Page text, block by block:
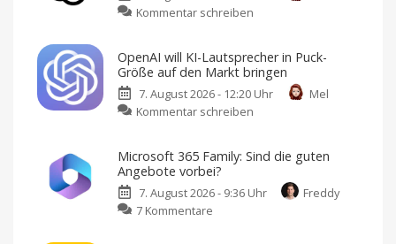
neues
KI-
Feature
und
mehr
Kommentar schreiben
kostenlose
ChatGPT-
Versionen:
für
Ab
OpenAI will KI-Lautsprecher in Puck-
Größe auf den Markt bringen
7. August 2026 - 12:20 Uhr
Mel
Kommentar schreiben
KI-
in
Microsoft 365 Family: Sind die guten
Angebote vorbei?
7. August 2026 - 9:36 Uhr
Freddy
7 Kommentare